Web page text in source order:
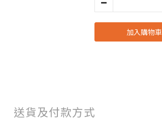
加入購物車
送貨及付款方式